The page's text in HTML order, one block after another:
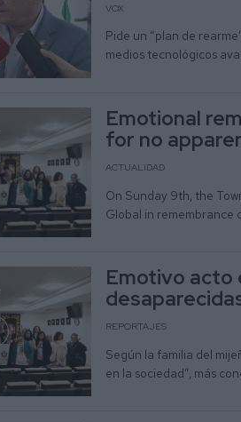
VOX
Pide un “plan de
medios tecnológicos
Emotional
for no
ACTUALIDAD
On Sunday 9th, the
Global in remembrance
Emotivo acto
REPORTAJES
Según la familia del
en la sociedad”, más